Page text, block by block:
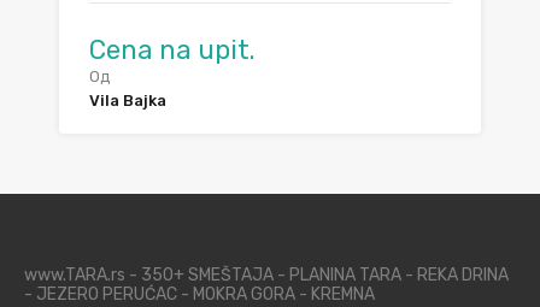
Cena na upit.
Од
Vila Bajka
www.TARA.rs - 350+ SMEŠTAJA - PLANINA TARA - REKA DRINA
- JEZERO PERUĆAC - MOKRA GORA - KREMNA